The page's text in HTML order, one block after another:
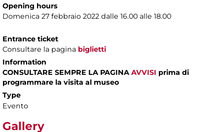
Opening hours
Domenica 27 febbraio 2022 dalle 16.00 alle 18.00
Entrance ticket
Consultare la pagina biglietti
Information
CONSULTARE SEMPRE LA PAGINA AVVISI prima di
programmare la visita al museo
Type
Evento
Gallery